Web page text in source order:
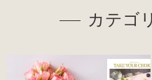
カテゴ